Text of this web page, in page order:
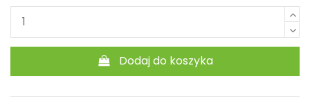
Dodaj do koszyka